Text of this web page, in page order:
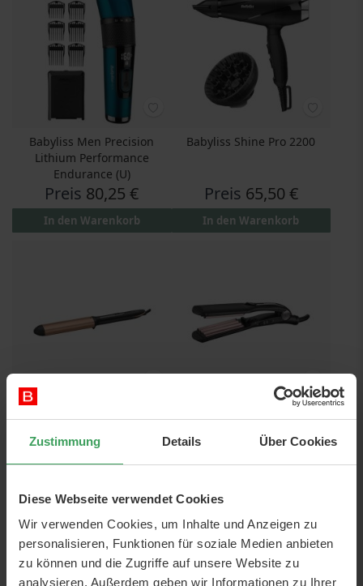
Zustimmung Details Über Cookies
Diese Webseite verwendet Cookies
Wir verwenden Cookies, um Inhalte und Anzeigen zu
personalisieren, Funktionen für soziale Medien anbieten
zu können und die Zugriffe auf unsere Website zu
analysieren. Außerdem geben wir Informationen zu Ihrer
Babyliss Men Precision
Lithium Performance
Endurance (U)
Preis 80,25 €
In den Warenkorb
Babyliss Shine Pro 2200
Preis 65,50 €
In den Warenkorb
Preis 44,95 € 39,50 €